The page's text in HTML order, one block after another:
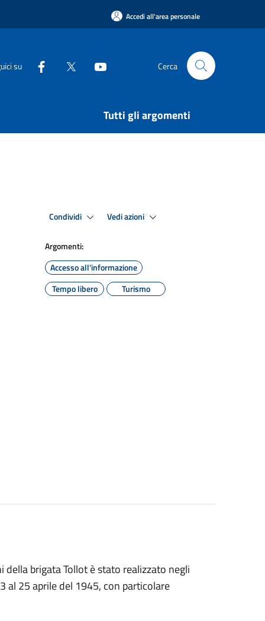
Accedi all'area personale
su Cerca
Tutti gli argomenti
Condividi Vedi azioni
Argomenti:
Accesso all'informazione
Tempo libero
Turismo
brigata Tollot è stato realizzato negli
al 25 aprile del 1945, con particolare